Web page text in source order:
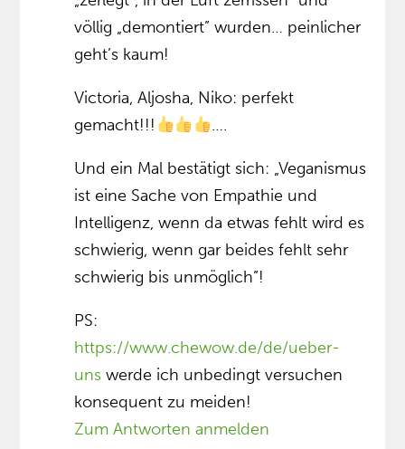
völlig „demontiert” wurden… peinlicher
geht’s kaum!
Victoria, Aljosha, Niko: perfekt
gemacht!!!
….
Und ein Mal bestätigt sich: „Veganismus
ist eine Sache von Empathie und
Intelligenz, wenn da etwas fehlt wird es
schwierig, wenn gar beides fehlt sehr
schwierig bis unmöglich”!
PS:
https://www.chewow.de/de/ueber-
uns werde ich unbedingt versuchen
konsequent zu meiden!
Zum Antworten anmelden